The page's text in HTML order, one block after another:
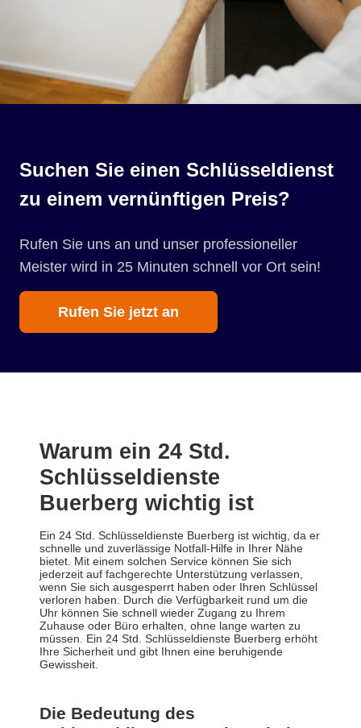
Suchen Sie einen Schlüsseldienst
zu einem vernünftigen Preis?
Rufen Sie uns an und unser professioneller
Meister wird in 25 Minuten schnell vor Ort sein!
Rufen Sie jetzt an
Warum ein 24 Std.
Schlüsseldienste
Buerberg wichtig ist
Ein 24 Std. Schlüsseldienste Buerberg ist wichtig, da er
schnelle und zuverlässige Notfall-Hilfe in Ihrer Nähe
bietet. Mit einem solchen Service können Sie sich
jederzeit auf fachgerechte Unterstützung verlassen,
wenn Sie sich ausgesperrt haben oder Ihren Schlüssel
verloren haben. Durch die Verfügbarkeit rund um die
Uhr können Sie schnell wieder Zugang zu Ihrem
Zuhause oder Büro erhalten, ohne lange warten zu
müssen. Ein 24 Std. Schlüsseldienste Buerberg erhöht
Ihre Sicherheit und gibt Ihnen eine beruhigende
Gewissheit.
Die Bedeutung des